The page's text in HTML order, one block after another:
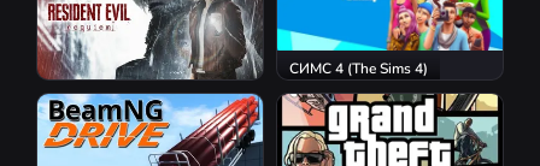
Resident Evil Requiem
СИМС 4 (The Sims 4)